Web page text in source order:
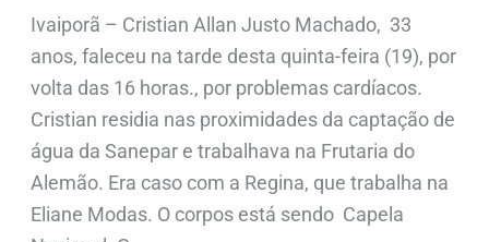
Ivaiporã – Cristian Allan Justo Machado, 33
anos, faleceu na tarde desta quinta-feira (19), por
volta das 16 horas., por problemas cardíacos.
Cristian residia nas proximidades da captação de
água da Sanepar e trabalhava na Frutaria do
Alemão. Era caso com a Regina, que trabalha na
Eliane Modas. O corpos está sendo Capela